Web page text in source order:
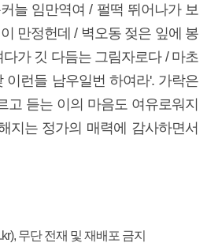
늘 임만역여 / 펄떡 뛰어나가 보
만정헌데 / 벽오동 젖은 잎에 봉
가 깃 다듬는 그림자로다 / 마초
이런들 남우일번 하여라'. 가락은
고 듣는 이의 마음도 여유로워지
지는 정가의 매력에 감사하면서
무단 전재 및 재배포 금지